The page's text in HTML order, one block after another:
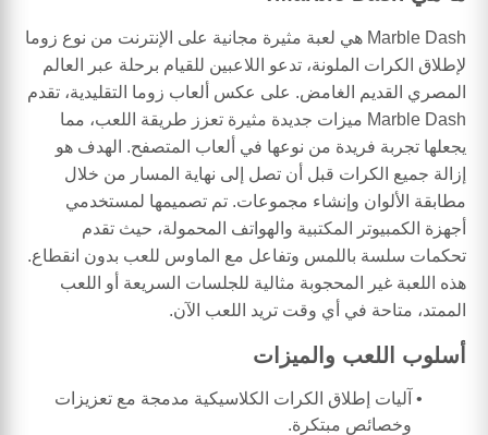
Marble Dash هي لعبة مثيرة مجانية على الإنترنت من نوع زوما
لإطلاق الكرات الملونة، تدعو اللاعبين للقيام برحلة عبر العالم
المصري القديم الغامض. على عكس ألعاب زوما التقليدية، تقدم
Marble Dash ميزات جديدة مثيرة تعزز طريقة اللعب، مما
يجعلها تجربة فريدة من نوعها في ألعاب المتصفح. الهدف هو
إزالة جميع الكرات قبل أن تصل إلى نهاية المسار من خلال
مطابقة الألوان وإنشاء مجموعات. تم تصميمها لمستخدمي
أجهزة الكمبيوتر المكتبية والهواتف المحمولة، حيث تقدم
تحكمات سلسة باللمس وتفاعل مع الماوس للعب بدون انقطاع.
هذه اللعبة غير المحجوبة مثالية للجلسات السريعة أو اللعب
الممتد، متاحة في أي وقت تريد اللعب الآن.
أسلوب اللعب والميزات
آليات إطلاق الكرات الكلاسيكية مدمجة مع تعزيزات
وخصائص مبتكرة.